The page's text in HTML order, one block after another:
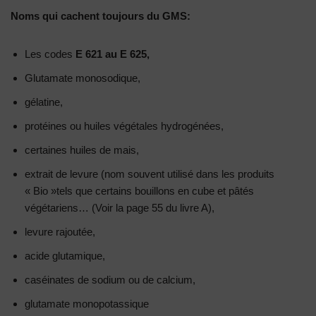
Noms qui cachent toujours du GMS:
Les codes E 621 au E 625,
Glutamate monosodique,
gélatine,
protéines ou huiles végétales hydrogénées,
certaines huiles de mais,
extrait de levure (nom souvent utilisé dans les produits
« Bio »tels que certains bouillons en cube et pâtés
végétariens… (Voir la page 55 du livre A),
levure rajoutée,
acide glutamique,
caséinates de sodium ou de calcium,
glutamate monopotassique